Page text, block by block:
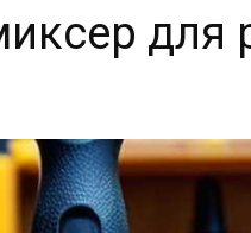
для